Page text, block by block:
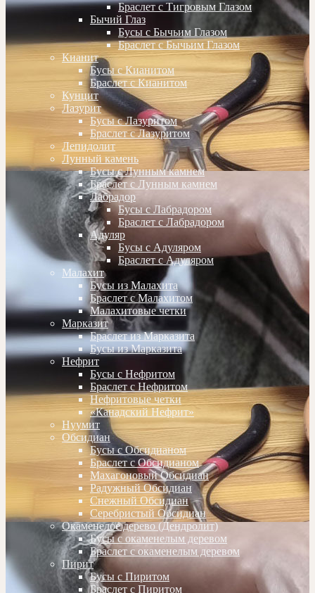
Браслет с Тигровым Глазом
Бычий Глаз
Бусы с Бычьим Глазом
Браслет с Бычьим Глазом
Кианит
Бусы с Кианитом
Браслет с Кианитом
Кунцит
Лазурит
Бусы с Лазуритом
Браслет с Лазуритом
Лепидолит
Лунный камень
Бусы с Лунным камнем
Браслет с Лунным камнем
Лабрадор
Бусы с Лабрадором
Браслет с Лабрадором
Адуляр
Бусы с Адуляром
Браслет с Адуляром
Малахит
Бусы из Малахита
Браслет с Малахитом
Малахитовые четки
Марказит
Браслет из Марказита
Бусы из Марказита
Нефрит
Бусы с Нефритом
Браслет с Нефритом
Нефритовые четки
«Канадский Нефрит»
Нуумит
Обсидиан
Бусы с Обсидианом
Браслет с Обсидианом
Махагоновый Обсидиан
Радужный Обсидиан
Снежный Обсидиан
Серебристый Обсидиан
Окаменелое дерево (Дендролит)
Бусы с окаменелым деревом
Браслет с окаменелым деревом
Пирит
Бусы с Пиритом
Браслет с Пиритом